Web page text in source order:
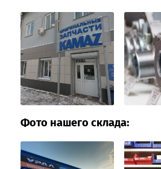
Фото нашего склада: